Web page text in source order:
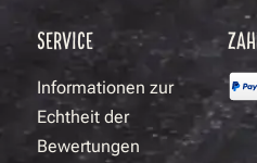
SERVICE
Informationen zur
Echtheit der
Bewertungen